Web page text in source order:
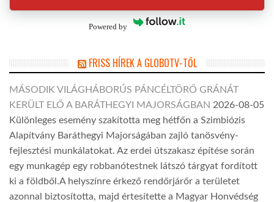
Powered by
FRISS HÍREK A GLOBOTV-TŐL
MÁSODIK VILÁGHÁBORÚS PÁNCÉLTÖRŐ GRÁNÁT
KERÜLT ELŐ A BARÁTHEGYI MAJORSÁGBAN 2026-08-05
Különleges esemény szakította meg hétfőn a Szimbiózis
Alapítvány Baráthegyi Majorságában zajló tanösvény-
fejlesztési munkálatokat. Az erdei útszakasz építése során
egy munkagép egy robbanótestnek látszó tárgyat fordított
ki a földből.A helyszínre érkező rendőrjárőr a területet
azonnal biztosította, majd értesítette a Magyar Honvédség